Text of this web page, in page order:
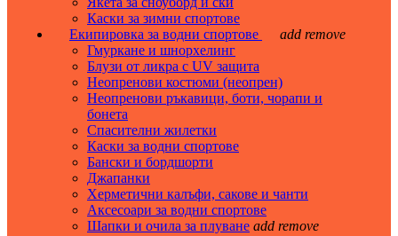
Каски за зимни спортове
Екипировка за водни спортове
add remove
Гмуркане и шнорхелинг
Блузи от ликра с UV защита
Неопренови костюми (неопрен)
Неопренови ръкавици, боти, чорапи и
бонета
Спасителни жилетки
Каски за водни спортове
Бански и бордшорти
Джапанки
Херметични калъфи, сакове и чанти
Аксесоари за водни спортове
Шапки и очила за плуване add remove